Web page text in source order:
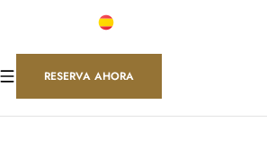
RESERVA AHORA